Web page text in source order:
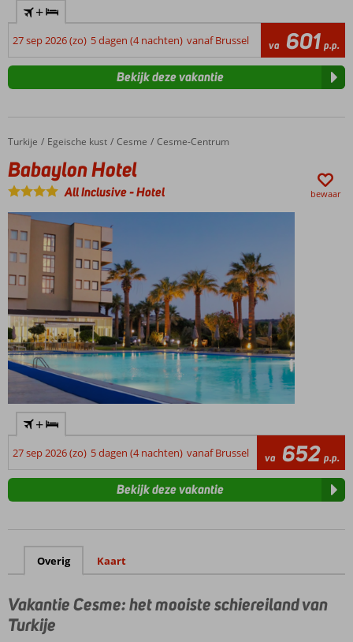
+
27 sep 2026 (zo) 5 dagen (4 nachten) vanaf Brussel va 601 p.p.
Bekijk deze vakantie
Home
Turkije Egeische kust Cesme Cesme-Centrum
Babaylon Hotel
Babaylon Hotel
All Inclusive-Hotel bewaar
+
27 sep 2026 (zo) 5 dagen (4 nachten) vanaf Brussel va 652 p.p.
Bekijk deze vakantie
Overig Kaart
Vakantie Cesme: het mooiste schiereiland van
Turkije